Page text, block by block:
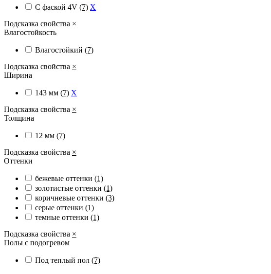
С фаской 4V (7) X
Подсказка свойства ×
Влагостойкость
Влагостойкий (7)
Подсказка свойства ×
Ширина
143 мм (7) X
Подсказка свойства ×
Толщина
12 мм (7)
Подсказка свойства ×
Оттенки
бежевые оттенки (1)
золотистые оттенки (1)
коричневые оттенки (3)
серые оттенки (1)
темные оттенки (1)
Подсказка свойства ×
Полы с подогревом
Под теплый пол (7)